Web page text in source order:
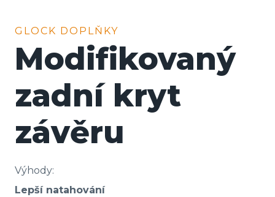
GLOCK DOPLŇKY
Modifikovaný
zadní kryt
závěru
Výhody:
Lepší natahování